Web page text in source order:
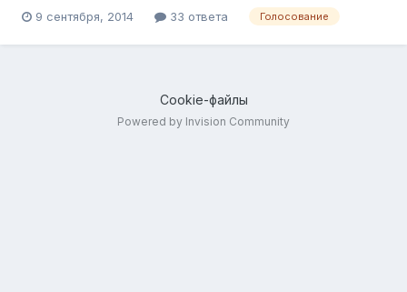
телевидения, а также в техническом симбиозе между
9 сентября, 2014 33 ответа Голосование
Cookie-файлы
Powered by Invision Community